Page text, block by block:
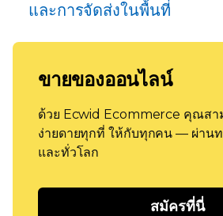
และการจัดส่งในพื้นที่
ขายของออนไลน์
ด้วย Ecwid Ecommerce คุณสา
ง่ายดายทุกที่ ให้กับทุกคน — ผ่านท
และทั่วโลก
สมัครที่นี่